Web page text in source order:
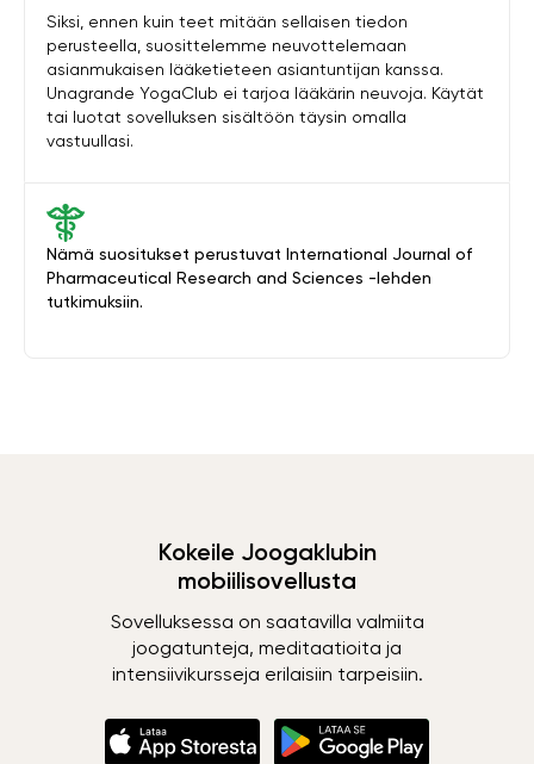
Nämä suositukset perustuvat International Journal of
Pharmaceutical Research and Sciences -lehden
tutkimuksiin.
Siksi, ennen kuin teet mitään sellaisen tiedon
perusteella, suosittelemme neuvottelemaan
asianmukaisen lääketieteen asiantuntijan kanssa.
Unagrande YogaClub ei tarjoa lääkärin neuvoja. Käytät
tai luotat sovelluksen sisältöön täysin omalla
vastuullasi.
Kokeile Joogaklubin
mobiilisovellusta
Sovelluksessa on saatavilla valmiita
joogatunteja, meditaatioita ja
intensiivikursseja erilaisiin tarpeisiin.